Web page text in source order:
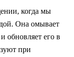
когда мы
Она омывает
обновляет его в
при